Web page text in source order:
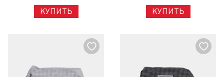
КУПИТЬ КУПИТЬ